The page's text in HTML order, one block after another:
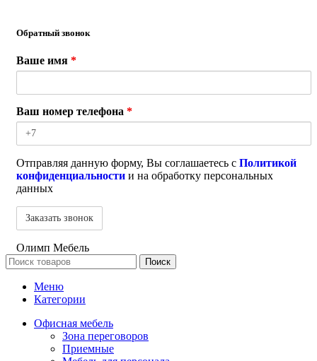
Обратный звонок
Ваше имя *
Ваш номер телефона *
Отправляя данную форму, Вы соглашаетесь с Политикой
конфиденциальности и на обработку персональных
данных
Олимп Мебель
Поиск
Меню
Категории
Офисная мебель
Зона переговоров
Приемные